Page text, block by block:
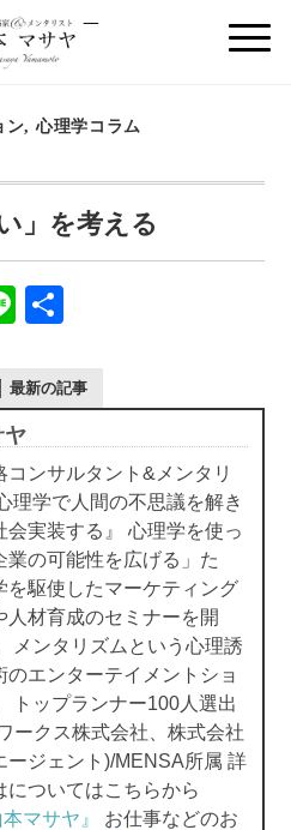
ン, 心理学コラム
」を考える
Li
e
最新の記事
ヤ
コンサルタント&メンタリ
理学で人間の不思議を解き
会実装する』 心理学を使っ
業の可能性を広げる」た
を駆使したマーケティング
人材育成のセミナーを開
メンタリズムという心理誘
のエンターテイメントショ
トップランナー100人選出
ークス株式会社、株式会社
ージェント)/MENSA所属 詳
についてはこちらから
マサヤ』
お仕事などのお